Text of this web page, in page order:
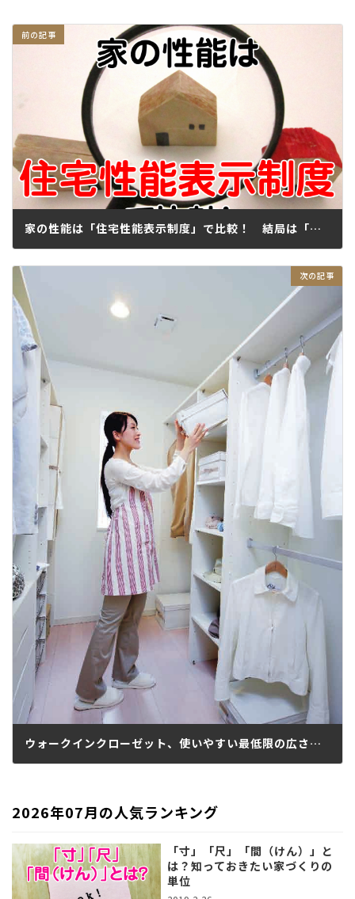
家の性能は「住宅性能表示制度」で比較！ 結局は「いい家」がお得？
ウォークインクローゼット、使いやすい最低限の広さは？
2026年07月の人気ランキング
「寸」「尺」「間（けん）」と
は？知っておきたい家づくりの
単位